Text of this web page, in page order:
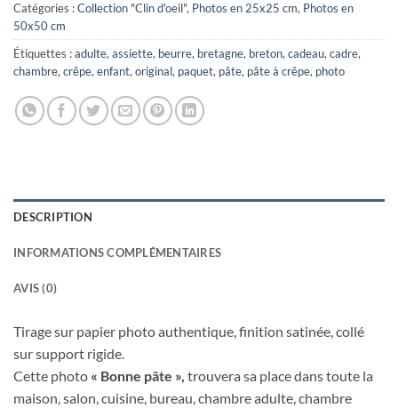
Catégories :Collection "Clin d'oeil", Photos en 25x25 cm, Photos en
50x50 cm
Étiquettes :adulte, assiette, beurre, bretagne, breton, cadeau, cadre,
chambre, crêpe, enfant, original, paquet, pâte, pâte à crêpe, photo
DESCRIPTION
INFORMATIONS COMPLÉMENTAIRES
AVIS (0)
Tirage sur papier photo authentique, finition satinée, collé
sur support rigide.
Cette photo « Bonne pâte », trouvera sa place dans toute la
maison, salon, cuisine, bureau, chambre adulte, chambre